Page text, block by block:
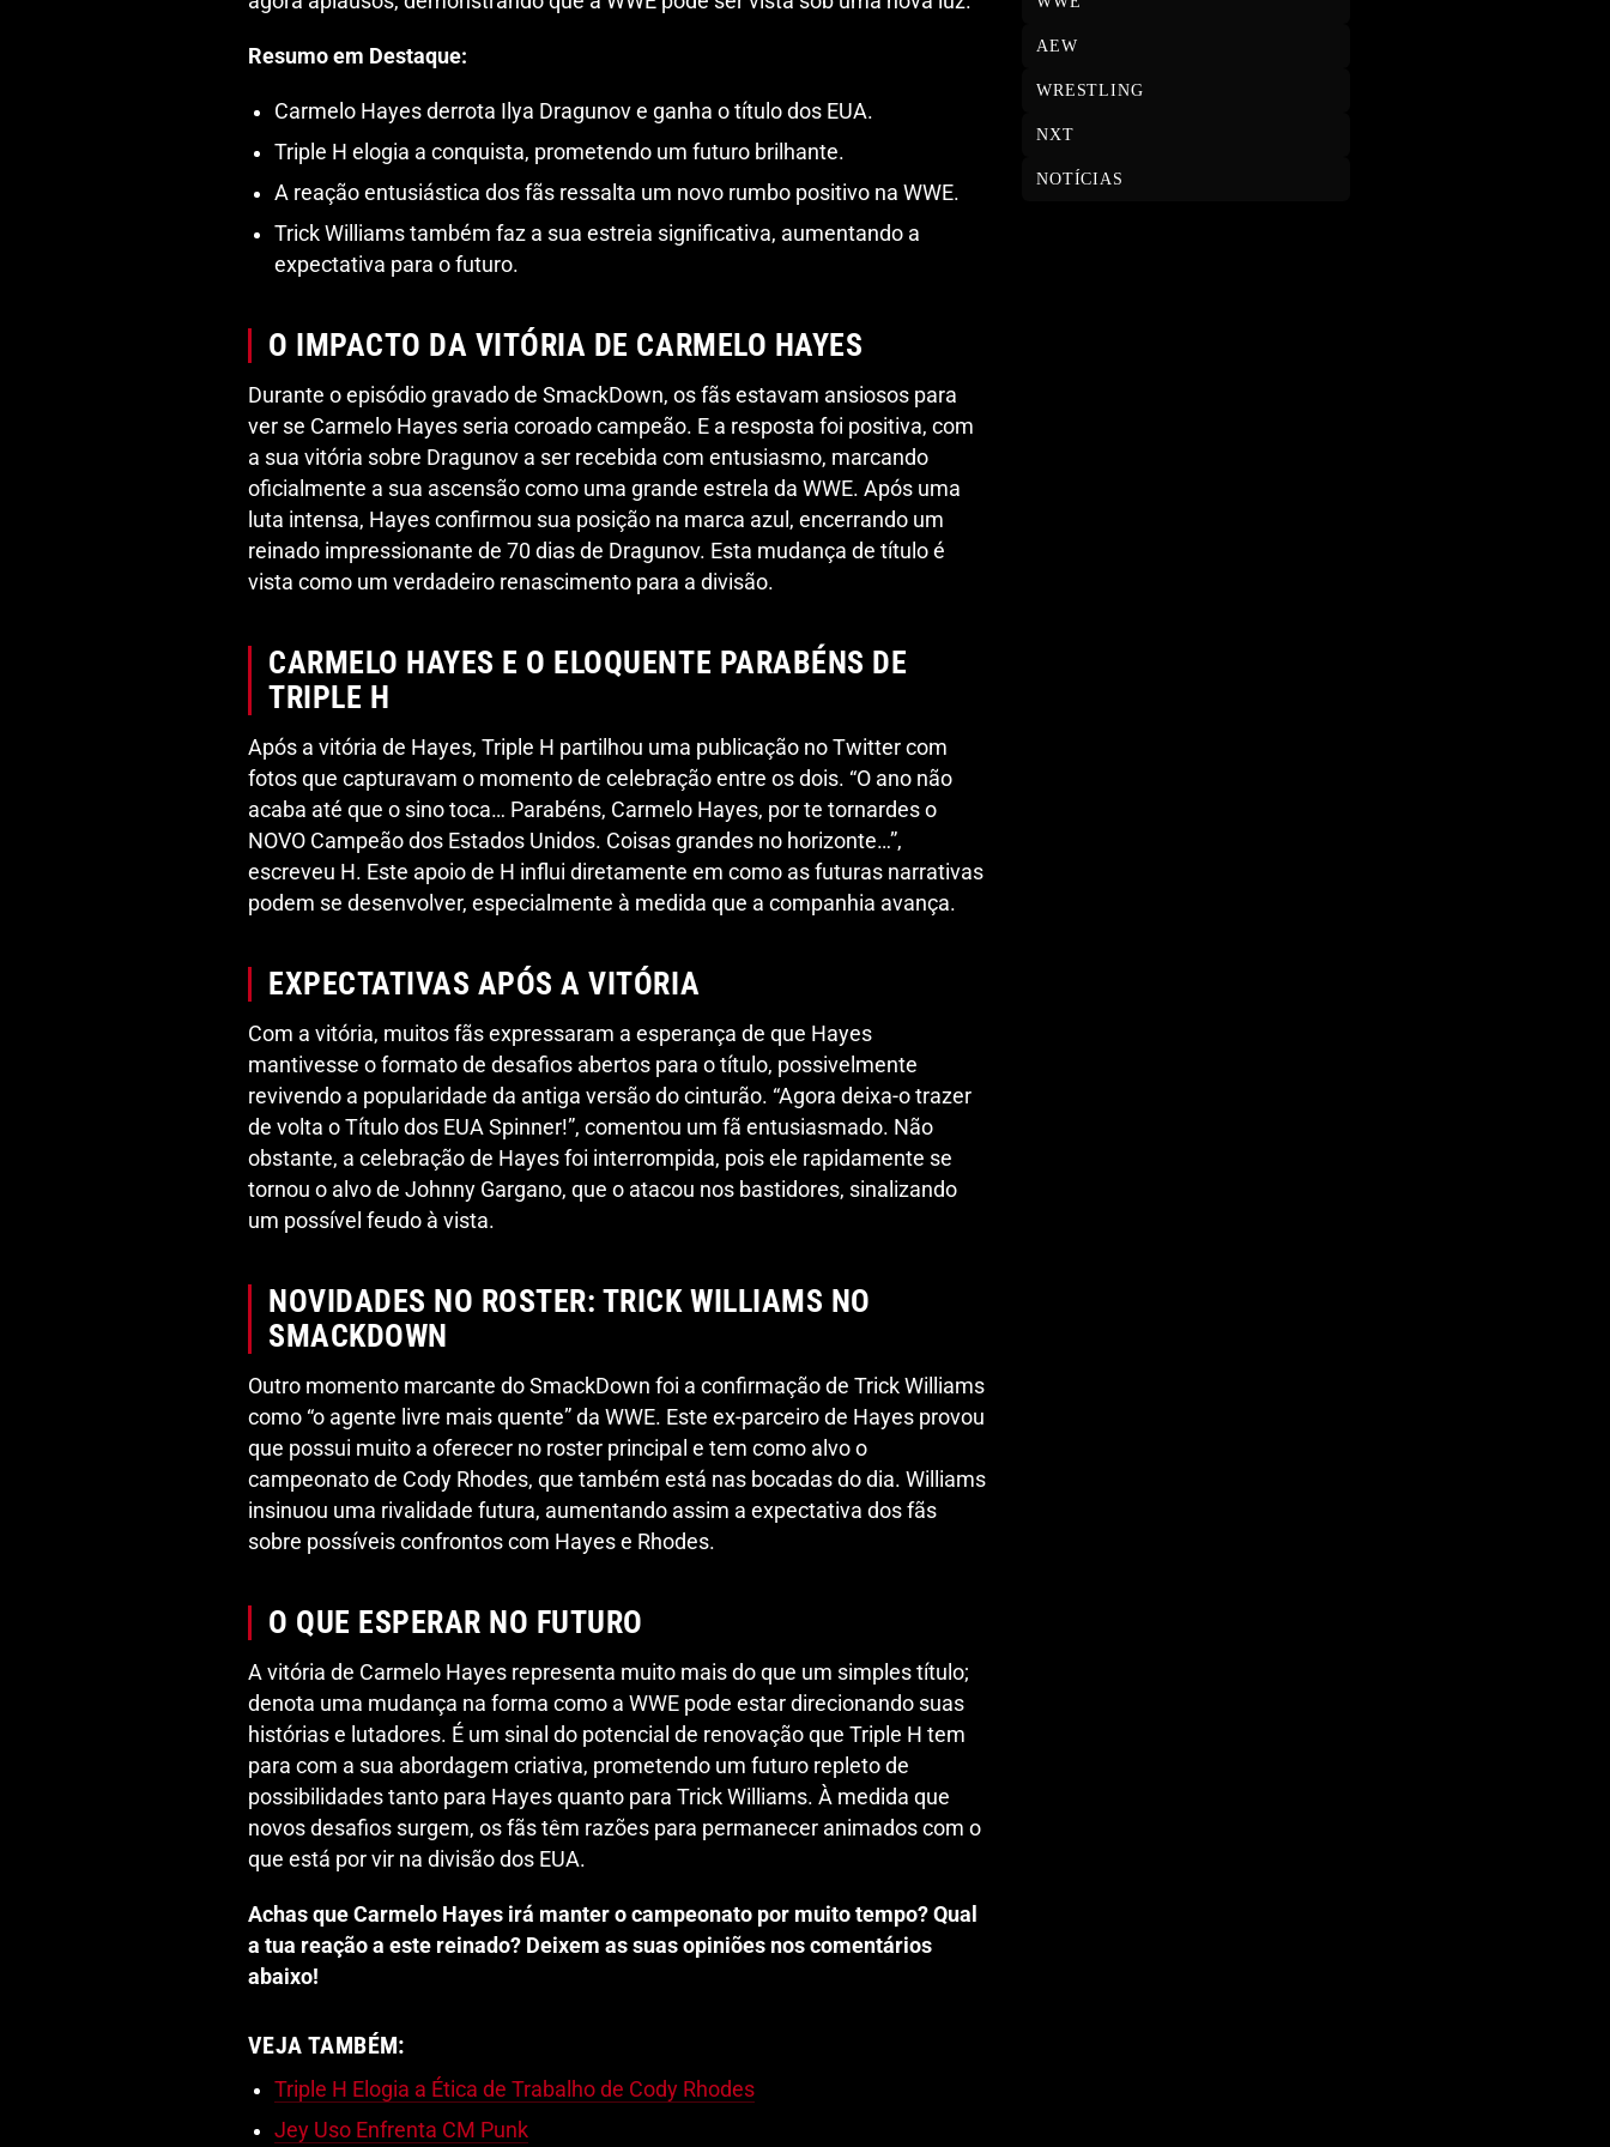
Resumo em Destaque:
Carmelo Hayes derrota Ilya Dragunov e ganha o título dos EUA.
Triple H elogia a conquista, prometendo um futuro brilhante.
A reação entusiástica dos fãs ressalta um novo rumbo positivo na WWE.
Trick Williams também faz a sua estreia significativa, aumentando a
expectativa para o futuro.
O IMPACTO DA VITÓRIA DE CARMELO HAYES
Durante o episódio gravado de SmackDown, os fãs estavam ansiosos para
ver se Carmelo Hayes seria coroado campeão. E a resposta foi positiva, com
a sua vitória sobre Dragunov a ser recebida com entusiasmo, marcando
oficialmente a sua ascensão como uma grande estrela da WWE. Após uma
luta intensa, Hayes confirmou sua posição na marca azul, encerrando um
reinado impressionante de 70 dias de Dragunov. Esta mudança de título é
vista como um verdadeiro renascimento para a divisão.
CARMELO HAYES E O ELOQUENTE PARABÉNS DE
TRIPLE H
Após a vitória de Hayes, Triple H partilhou uma publicação no Twitter com
fotos que capturavam o momento de celebração entre os dois. “O ano não
acaba até que o sino toca… Parabéns, Carmelo Hayes, por te tornardes o
NOVO Campeão dos Estados Unidos. Coisas grandes no horizonte…”,
escreveu H. Este apoio de H influi diretamente em como as futuras narrativas
podem se desenvolver, especialmente à medida que a companhia avança.
EXPECTATIVAS APÓS A VITÓRIA
Com a vitória, muitos fãs expressaram a esperança de que Hayes
mantivesse o formato de desafios abertos para o título, possivelmente
revivendo a popularidade da antiga versão do cinturão. “Agora deixa-o trazer
de volta o Título dos EUA Spinner!”, comentou um fã entusiasmado. Não
obstante, a celebração de Hayes foi interrompida, pois ele rapidamente se
tornou o alvo de Johnny Gargano, que o atacou nos bastidores, sinalizando
um possível feudo à vista.
NOVIDADES NO ROSTER: TRICK WILLIAMS NO
SMACKDOWN
Outro momento marcante do SmackDown foi a confirmação de Trick Williams
como “o agente livre mais quente” da WWE. Este ex-parceiro de Hayes provou
que possui muito a oferecer no roster principal e tem como alvo o
campeonato de Cody Rhodes, que também está nas bocadas do dia. Williams
insinuou uma rivalidade futura, aumentando assim a expectativa dos fãs
sobre possíveis confrontos com Hayes e Rhodes.
O QUE ESPERAR NO FUTURO
A vitória de Carmelo Hayes representa muito mais do que um simples título;
denota uma mudança na forma como a WWE pode estar direcionando suas
histórias e lutadores. É um sinal do potencial de renovação que Triple H tem
para com a sua abordagem criativa, prometendo um futuro repleto de
possibilidades tanto para Hayes quanto para Trick Williams. À medida que
novos desafios surgem, os fãs têm razões para permanecer animados com o
que está por vir na divisão dos EUA.
Achas que Carmelo Hayes irá manter o campeonato por muito tempo? Qual
a tua reação a este reinado? Deixem as suas opiniões nos comentários
abaixo!
VEJA TAMBÉM:
Triple H Elogia a Ética de Trabalho de Cody Rhodes
Jey Uso Enfrenta CM Punk
AEW
WRESTLING
NXT
NOTÍCIAS